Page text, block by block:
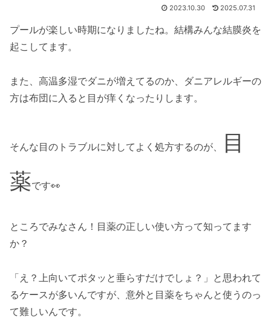
2023.10.30 2025.07.31
プールが楽しい時期になりましたね。結構みんな結膜炎を
起こしてます。
また、高温多湿でダニが増えてるのか、ダニアレルギーの
方は布団に入ると目が痒くなったりします。
そんな目のトラブルに対してよく処方するのが、
目
薬です👀
ところでみなさん！目薬の正しい使い方って知ってます
か？
「え？上向いてポタッと垂らすだけでしょ？」と思われて
るケースが多いんですが、意外と目薬をちゃんと使うのっ
て難しいんです。